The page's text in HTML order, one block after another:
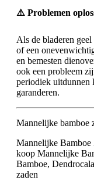
⚠️ Problemen
Als de bladeren
of een
en bemesten
ook een probleem
periodiek uitdunnen
garanderen.
Mannelijke bamboe
Mannelijke Bamboe
koop Mannelijke
Bamboe,
zaden